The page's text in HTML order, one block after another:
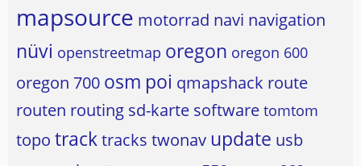
mapsource motorrad navi navigation
nüvi openstreetmap oregon oregon 600
oregon 700 osm poi qmapshack route
routen routing sd-karte software tomtom
topo tracktracks twonav update usb